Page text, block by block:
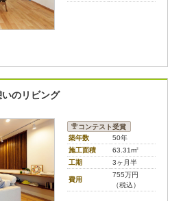
のリビング
コンテスト受賞
築年数
50年
施工面積
63.31m2
工期 3ヶ月半
費用
755万円
（税込）